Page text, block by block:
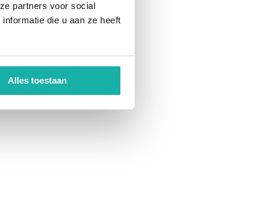
partners voor social
die u aan ze heeft
Alles toestaan